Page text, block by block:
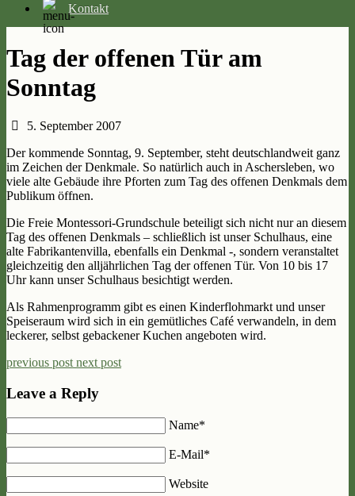
Kontakt
Tag der offenen Tür am
Sonntag
5. September 2007
Der kommende Sonntag, 9. September, steht deutschlandweit ganz
im Zeichen der Denkmale. So natürlich auch in Aschersleben, wo
viele alte Gebäude ihre Pforten zum Tag des offenen Denkmals dem
Publikum öffnen.
Die Freie Montessori-Grundschule beteiligt sich nicht nur an diesem
Tag des offenen Denkmals – schließlich ist unser Schulhaus, eine
alte Fabrikantenvilla, ebenfalls ein Denkmal -, sondern veranstaltet
gleichzeitig den alljährlichen Tag der offenen Tür. Von 10 bis 17
Uhr kann unser Schulhaus besichtigt werden.
Als Rahmenprogramm gibt es einen Kinderflohmarkt und unser
Speiseraum wird sich in ein gemütliches Café verwandeln, in dem
leckerer, selbst gebackener Kuchen angeboten wird.
previous postnext post
Leave a Reply
Name*
E-Mail*
Website